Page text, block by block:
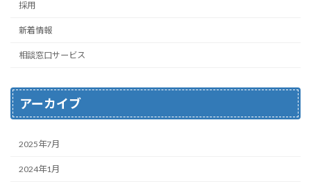
採用
新着情報
相談窓口サービス
アーカイブ
2025年7月
2024年1月